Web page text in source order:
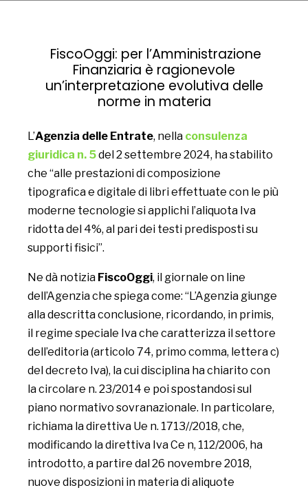
FiscoOggi: per l’Amministrazione
Finanziaria è ragionevole
un’interpretazione evolutiva delle
norme in materia
L’Agenzia delle Entrate, nella consulenza
giuridica n. 5del 2 settembre 2024, ha stabilito
che “alle prestazioni di composizione
tipografica e digitale di libri effettuate con le più
moderne tecnologie si applichi l’aliquota Iva
ridotta del 4%, al pari dei testi predisposti su
supporti fisici”.
Ne dà notizia FiscoOggi, il giornale on line
dell’Agenzia che spiega come: “L’Agenzia giunge
alla descritta conclusione, ricordando, in primis,
il regime speciale Iva che caratterizza il settore
dell’editoria (articolo 74, primo comma, lettera c)
del decreto Iva), la cui disciplina ha chiarito con
la circolare n. 23/2014 e poi spostandosi sul
piano normativo sovranazionale. In particolare,
richiama la direttiva Ue n. 1713//2018, che,
modificando la direttiva Iva Ce n, 112/2006, ha
introdotto, a partire dal 26 novembre 2018,
nuove disposizioni in materia di aliquote